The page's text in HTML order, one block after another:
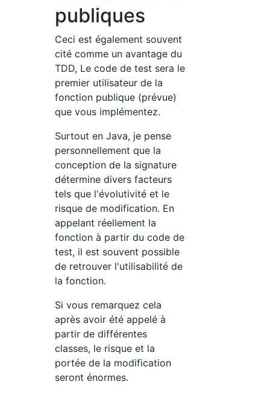
publiques
Ceci est également souvent
cité comme un avantage du
TDD, Le code de test sera le
premier utilisateur de la
fonction publique (prévue)
que vous implémentez.
Surtout en Java, je pense
personnellement que la
conception de la signature
détermine divers facteurs
tels que l'évolutivité et le
risque de modification. En
appelant réellement la
fonction à partir du code de
test, il est souvent possible
de retrouver l'utilisabilité de
la fonction.
Si vous remarquez cela
après avoir été appelé à
partir de différentes
classes, le risque et la
portée de la modification
seront énormes.